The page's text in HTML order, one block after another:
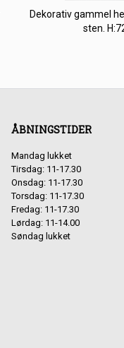
Dekorativ gammel
sten.
ÅBNINGSTIDER
Mandag lukket
Tirsdag: 11-17.30
Onsdag: 11-17.30
Torsdag: 11-17.30
Fredag: 11-17.30
Lørdag: 11-14.00
Søndag lukket